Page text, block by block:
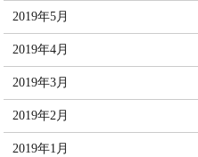
2019年5月
2019年4月
2019年3月
2019年2月
2019年1月